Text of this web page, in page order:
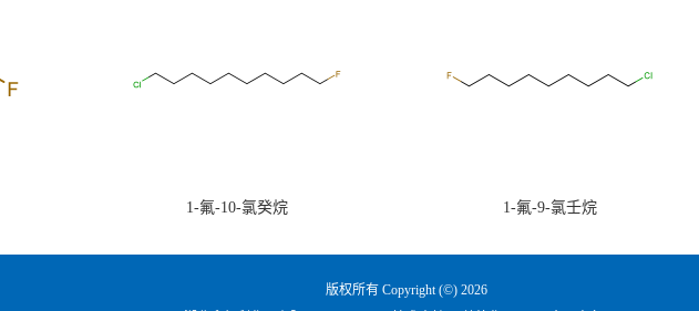
1-氟-10-氯癸烷 1-氟-9-氯壬烷
版权所有 Copyright (©) 2026